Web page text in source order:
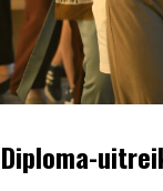
Diploma-